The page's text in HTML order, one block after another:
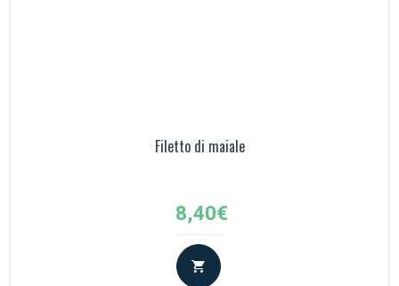
Filetto di maiale
8,40€